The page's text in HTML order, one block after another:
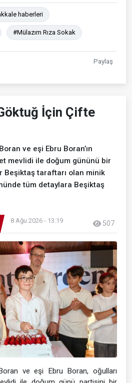
haberleri
#Mülazım Rıza Sokak
Paylaş
İçin Çifte
ve eşi Ebru Boran’ın
mevlidi ile doğum gününü bir
Beşiktaş taraftarı olan minik
tüm detaylara Beşiktaş
8 Ağu 2026 - 13:19 507
ve eşi Ebru Boran, oğulları